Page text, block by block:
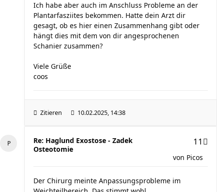
Ich habe aber auch im Anschluss Probleme an der
Plantarfasziites bekommen. Hatte dein Arzt dir
gesagt, ob es hier einen Zusammenhang gibt oder
hängt dies mit dem von dir angesprochenen
Schanier zusammen?
Viele Grüße
coos
Zitieren 10.02.2025, 14:38
Re: Haglund Exostose - Zadek
Osteotomie
11
von Picos
Der Chirurg meinte Anpassungsprobleme im